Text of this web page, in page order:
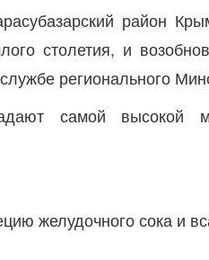
район
столетия, и
регионального
самой высокой
желудочного сока